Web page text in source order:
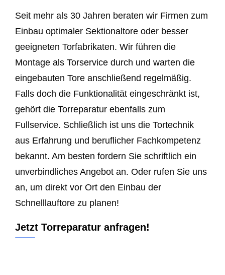
Seit mehr als 30 Jahren beraten wir Firmen zum
Einbau optimaler Sektionaltore oder besser
geeigneten Torfabrikaten. Wir führen die
Montage als Torservice durch und warten die
eingebauten Tore anschließend regelmäßig.
Falls doch die Funktionalität eingeschränkt ist,
gehört die Torreparatur ebenfalls zum
Fullservice. Schließlich ist uns die Tortechnik
aus Erfahrung und beruflicher Fachkompetenz
bekannt. Am besten fordern Sie schriftlich ein
unverbindliches Angebot an. Oder rufen Sie uns
an, um direkt vor Ort den Einbau der
Schnelllauftore zu planen!
Jetzt Torreparatur anfragen!